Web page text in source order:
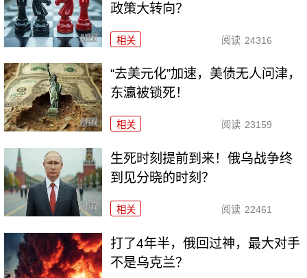
政策大转向？
相关 阅读 24316
“去美元化”加速，美债无人问津，
东瀛被锁死！
相关 阅读 23159
生死时刻提前到来！俄乌战争终
到见分晓的时刻？
相关 阅读 22461
打了4年半，俄回过神，最大对手
不是乌克兰？